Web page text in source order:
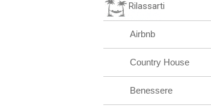
Rilassarti
Airbnb
Country House
Benessere